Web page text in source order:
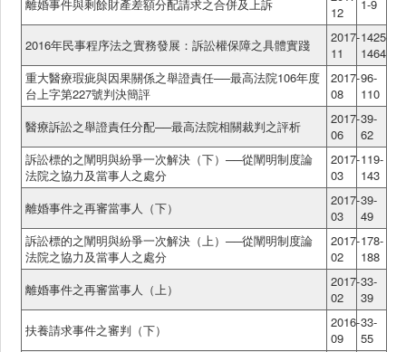
離婚事件與剩餘財產差額分配請求之合併及上訴
12
1-9
2016年民事程序法之實務發展：訴訟權保障之具體實踐
2017-
11
1425-
1464
重大醫療瑕疵與因果關係之舉證責任──最高法院106年度
台上字第227號判決簡評
2017-
08
96-
110
醫療訴訟之舉證責任分配──最高法院相關裁判之評析
2017-
06
39-
62
訴訟標的之闡明與紛爭一次解決（下）──從闡明制度論
法院之協力及當事人之處分
2017-
03
119-
143
離婚事件之再審當事人（下）
2017-
03
39-
49
訴訟標的之闡明與紛爭一次解決（上）──從闡明制度論
法院之協力及當事人之處分
2017-
02
178-
188
離婚事件之再審當事人（上）
2017-
02
33-
39
扶養請求事件之審判（下）
2016-
09
33-
55